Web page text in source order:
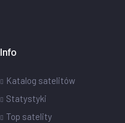
Info
Katalog satelitów
Statystyki
Top satelity